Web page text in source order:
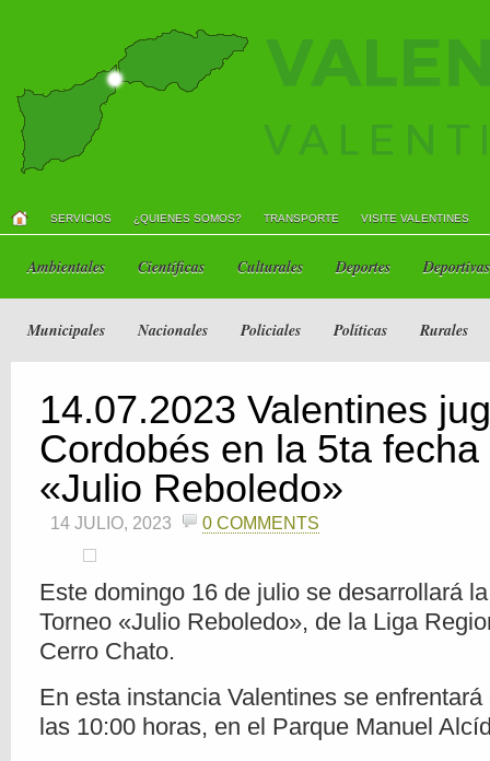
SERVICIOS ¿QUIENES SOMOS? TRANSPORTE VISITE VALENTINES
Ambientales Científicas Culturales Deportes Deportivas
Municipales Nacionales Policiales Políticas Rurales
14.07.2023 Valentines
Cordobés en la 5ta fecha
«Julio Reboledo»
14 JULIO, 2023 0 COMMENTS
Este domingo 16 de julio se desarrollará
Torneo «Julio Reboledo», de la Liga
Cerro Chato.
En esta instancia Valentines se
las 10:00 horas, en el Parque Manuel